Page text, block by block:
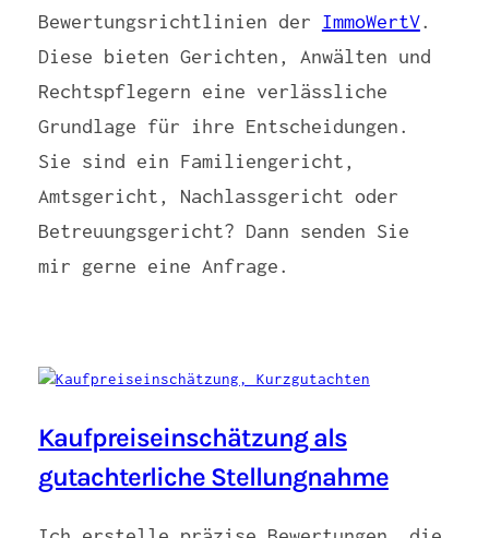
Bewertungsrichtlinien der ImmoWertV.
Diese bieten Gerichten, Anwälten und
Rechtspflegern eine verlässliche
Grundlage für ihre Entscheidungen.
Sie sind ein Familiengericht,
Amtsgericht, Nachlassgericht oder
Betreuungsgericht? Dann senden Sie
mir gerne eine Anfrage.
Kaufpreiseinschätzung als
gutachterliche Stellungnahme